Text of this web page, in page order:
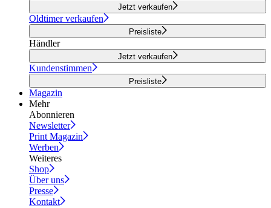
Jetzt verkaufen
Oldtimer verkaufen
Preisliste
Händler
Jetzt verkaufen
Kundenstimmen
Preisliste
Magazin
Mehr
Abonnieren
Newsletter
Print Magazin
Werben
Weiteres
Shop
Über uns
Presse
Kontakt